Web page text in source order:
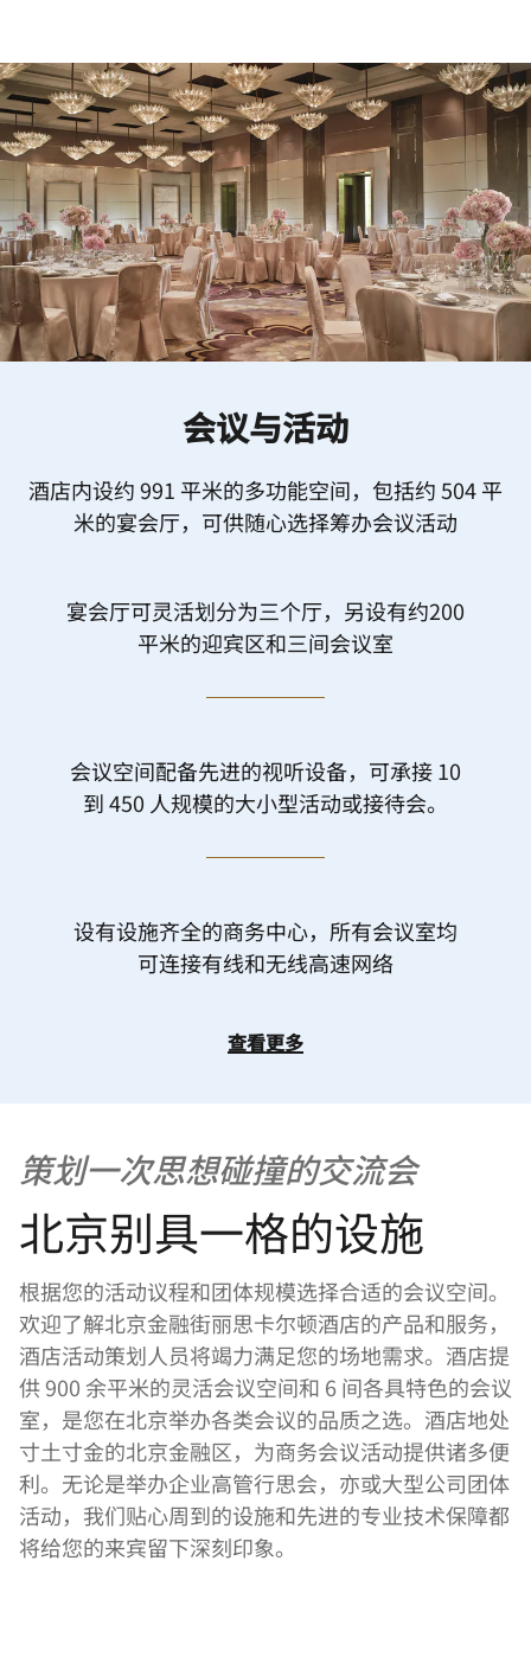
会议与活动
酒店内设约 991 平米的多功能空间，包括约 504 平
米的宴会厅，可供随心选择筹办会议活动
宴会厅可灵活划分为三个厅，另设有约200
平米的迎宾区和三间会议室
会议空间配备先进的视听设备，可承接 10
到 450 人规模的大小型活动或接待会。
设有设施齐全的商务中心，所有会议室均
可连接有线和无线高速网络
查看更多
策划一次思想碰撞的交流会
北京别具一格的设施
根据您的活动议程和团体规模选择合适的会议空间。
欢迎了解北京金融街丽思卡尔顿酒店的产品和服务，
酒店活动策划人员将竭力满足您的场地需求。酒店提
供 900 余平米的灵活会议空间和 6 间各具特色的会议
室，是您在北京举办各类会议的品质之选。酒店地处
寸土寸金的北京金融区，为商务会议活动提供诸多便
利。无论是举办企业高管行思会，亦或大型公司团体
活动，我们贴心周到的设施和先进的专业技术保障都
将给您的来宾留下深刻印象。